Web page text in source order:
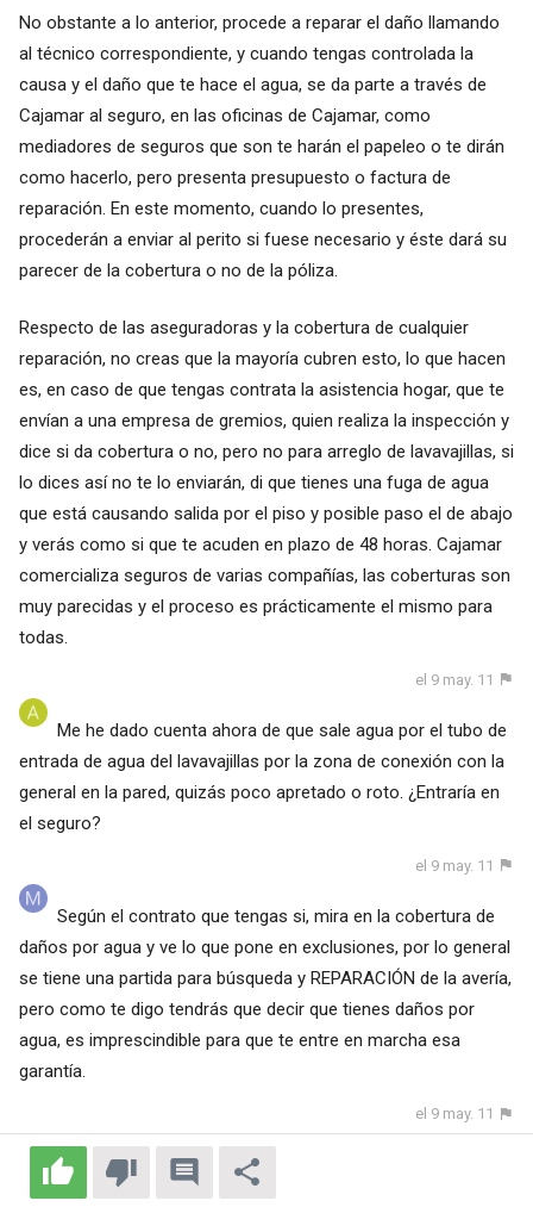
No obstante a lo anterior, procede a reparar el daño llamando
al técnico correspondiente, y cuando tengas controlada la
causa y el daño que te hace el agua, se da parte a través de
Cajamar al seguro, en las oficinas de Cajamar, como
mediadores de seguros que son te harán el papeleo o te dirán
como hacerlo, pero presenta presupuesto o factura de
reparación. En este momento, cuando lo presentes,
procederán a enviar al perito si fuese necesario y éste dará su
parecer de la cobertura o no de la póliza.
Respecto de las aseguradoras y la cobertura de cualquier
reparación, no creas que la mayoría cubren esto, lo que hacen
es, en caso de que tengas contrata la asistencia hogar, que te
envían a una empresa de gremios, quien realiza la inspección y
dice si da cobertura o no, pero no para arreglo de lavavajillas, si
lo dices así no te lo enviarán, di que tienes una fuga de agua
que está causando salida por el piso y posible paso el de abajo
y verás como si que te acuden en plazo de 48 horas. Cajamar
comercializa seguros de varias compañías, las coberturas son
muy parecidas y el proceso es prácticamente el mismo para
todas.
el 9 may. 11
Me he dado cuenta ahora de que sale agua por el tubo de
entrada de agua del lavavajillas por la zona de conexión con la
general en la pared, quizás poco apretado o roto. ¿Entraría en
el seguro?
el 9 may. 11
Según el contrato que tengas si, mira en la cobertura de
daños por agua y ve lo que pone en exclusiones, por lo general
se tiene una partida para búsqueda y REPARACIÓN de la avería,
pero como te digo tendrás que decir que tienes daños por
agua, es imprescindible para que te entre en marcha esa
garantía.
el 9 may. 11